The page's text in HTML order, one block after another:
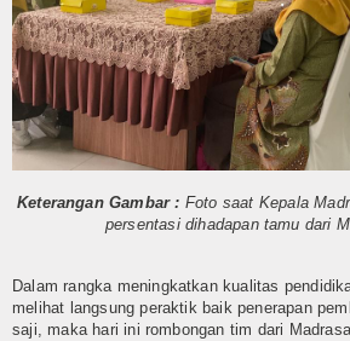
Humas
Kurikulum
OSIM
Bimbingan Konseling
Multi Media
Keterangan Gambar : Foto saat Kepala
persentasi dihadapan tamu dari
Dalam rangka meningkatkan kualitas
melihat langsung peraktik baik penerapan
saji, maka hari ini rombongan tim dari